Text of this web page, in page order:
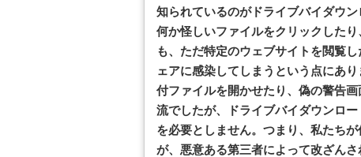
知られているのがドライブバイダウ
何か怪しいファイルをクリックした
も、ただ特定のウェブサイトを閲覧
ェアに感染してしまうという点にあ
付ファイルを開かせたり、偽の警告
流でしたが、ドライブバイダウンロ
を必要としません。つまり、私たち
が、悪意ある第三者によって改ざん